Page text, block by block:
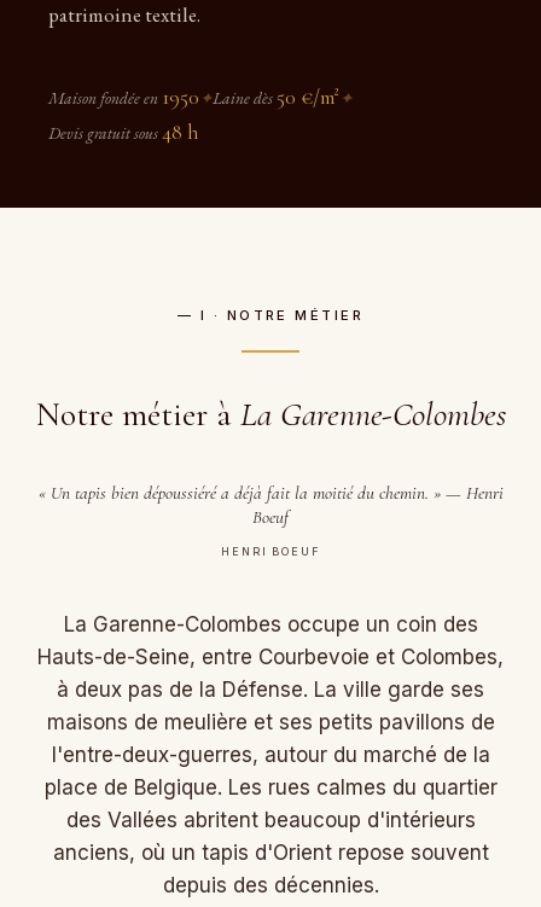
patrimoine textile.
Maison fondée en 1950 ✦Laine dès 50 €/m² ✦
Devis gratuit sous48 h
— I · NOTRE MÉTIER
Notre métier à La Garenne-Colombes
« Un tapis bien dépoussiéré a déjà fait la moitié du chemin. » — Henri
Boeuf
HENRI BOEUF
La Garenne-Colombes occupe un coin des
Hauts-de-Seine, entre Courbevoie et Colombes,
à deux pas de la Défense. La ville garde ses
maisons de meulière et ses petits pavillons de
l'entre-deux-guerres, autour du marché de la
place de Belgique. Les rues calmes du quartier
des Vallées abritent beaucoup d'intérieurs
anciens, où un tapis d'Orient repose souvent
depuis des décennies.